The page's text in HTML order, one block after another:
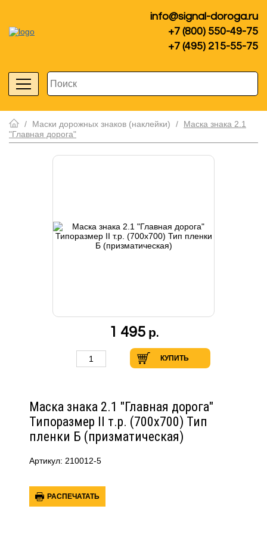
info@signal-doroga.ru
+7 (800) 550-49-75
+7 (495) 215-55-75
/ Маски дорожных знаков (наклейки) /
Маска знака 2.1
"Главная дорога"
Маска знака 2.1 "Главная дорога"
Типоразмер II т.р. (700х700) Тип
пленки Б (призматическая)
Артикул: 210012-5
РАСПЕЧАТАТЬ
1 495 р.
КУПИТЬ